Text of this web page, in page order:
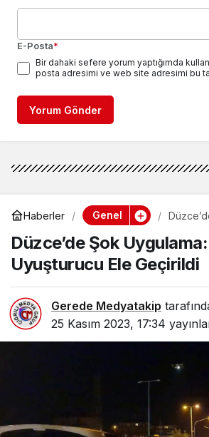
E-Posta*
Bir dahaki sefere yorum yaptığımda
posta adresimi ve web site adresimi bu
Yorum Gönder
Haberler Genel
Geçirildi
Düzce’de Şok
Uyuşturucu Ele Geçirildi
Gerede Medyatakip
25 Kasım 2023, 17:34